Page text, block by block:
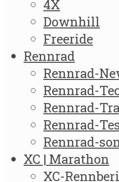
4X
Downhill
Freeride
Rennrad
Rennrad-
Rennrad-
Rennrad-
Rennrad-
Rennrad-
XC | Marathon
XC-